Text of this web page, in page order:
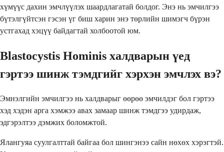
хүмүүс дахин эмчлүүлэх шаардлагатай болдог. Энэ нь эмчилгээ
бүтэлгүйтсэн гэсэн үг биш харин энэ төрлийн шимэгч бүрэн
устгахад хэцүү байдагтай холбоотой юм.
Blastocystis Hominis халдварын үед
гэртээ шинж тэмдгийг хэрхэн эмчлэх вэ?
Эмнэлгийн эмчилгээ нь халдварыг өөрөө эмчилдэг бол гэртээ
хэд хэдэн арга хэмжээ авах замаар шинж тэмдгээ удирдаж,
эдгэрэлтээ дэмжих боломжтой.
Ялангуяа суулгалттай байгаа бол шингэнээ сайн нөхөх хэрэгтэй.